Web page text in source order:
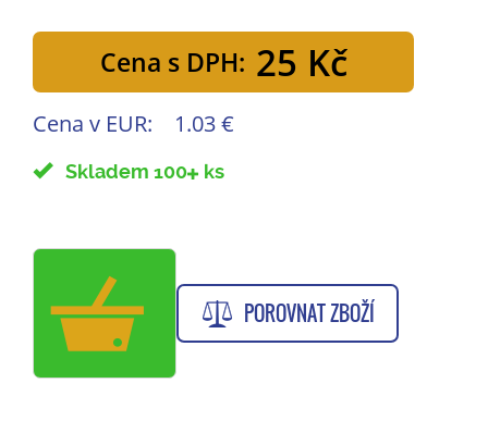
Cena s DPH: 25 Kč
Cena v EUR: 1.03 €
Skladem 100 ks
POROVNAT ZBOŽÍ